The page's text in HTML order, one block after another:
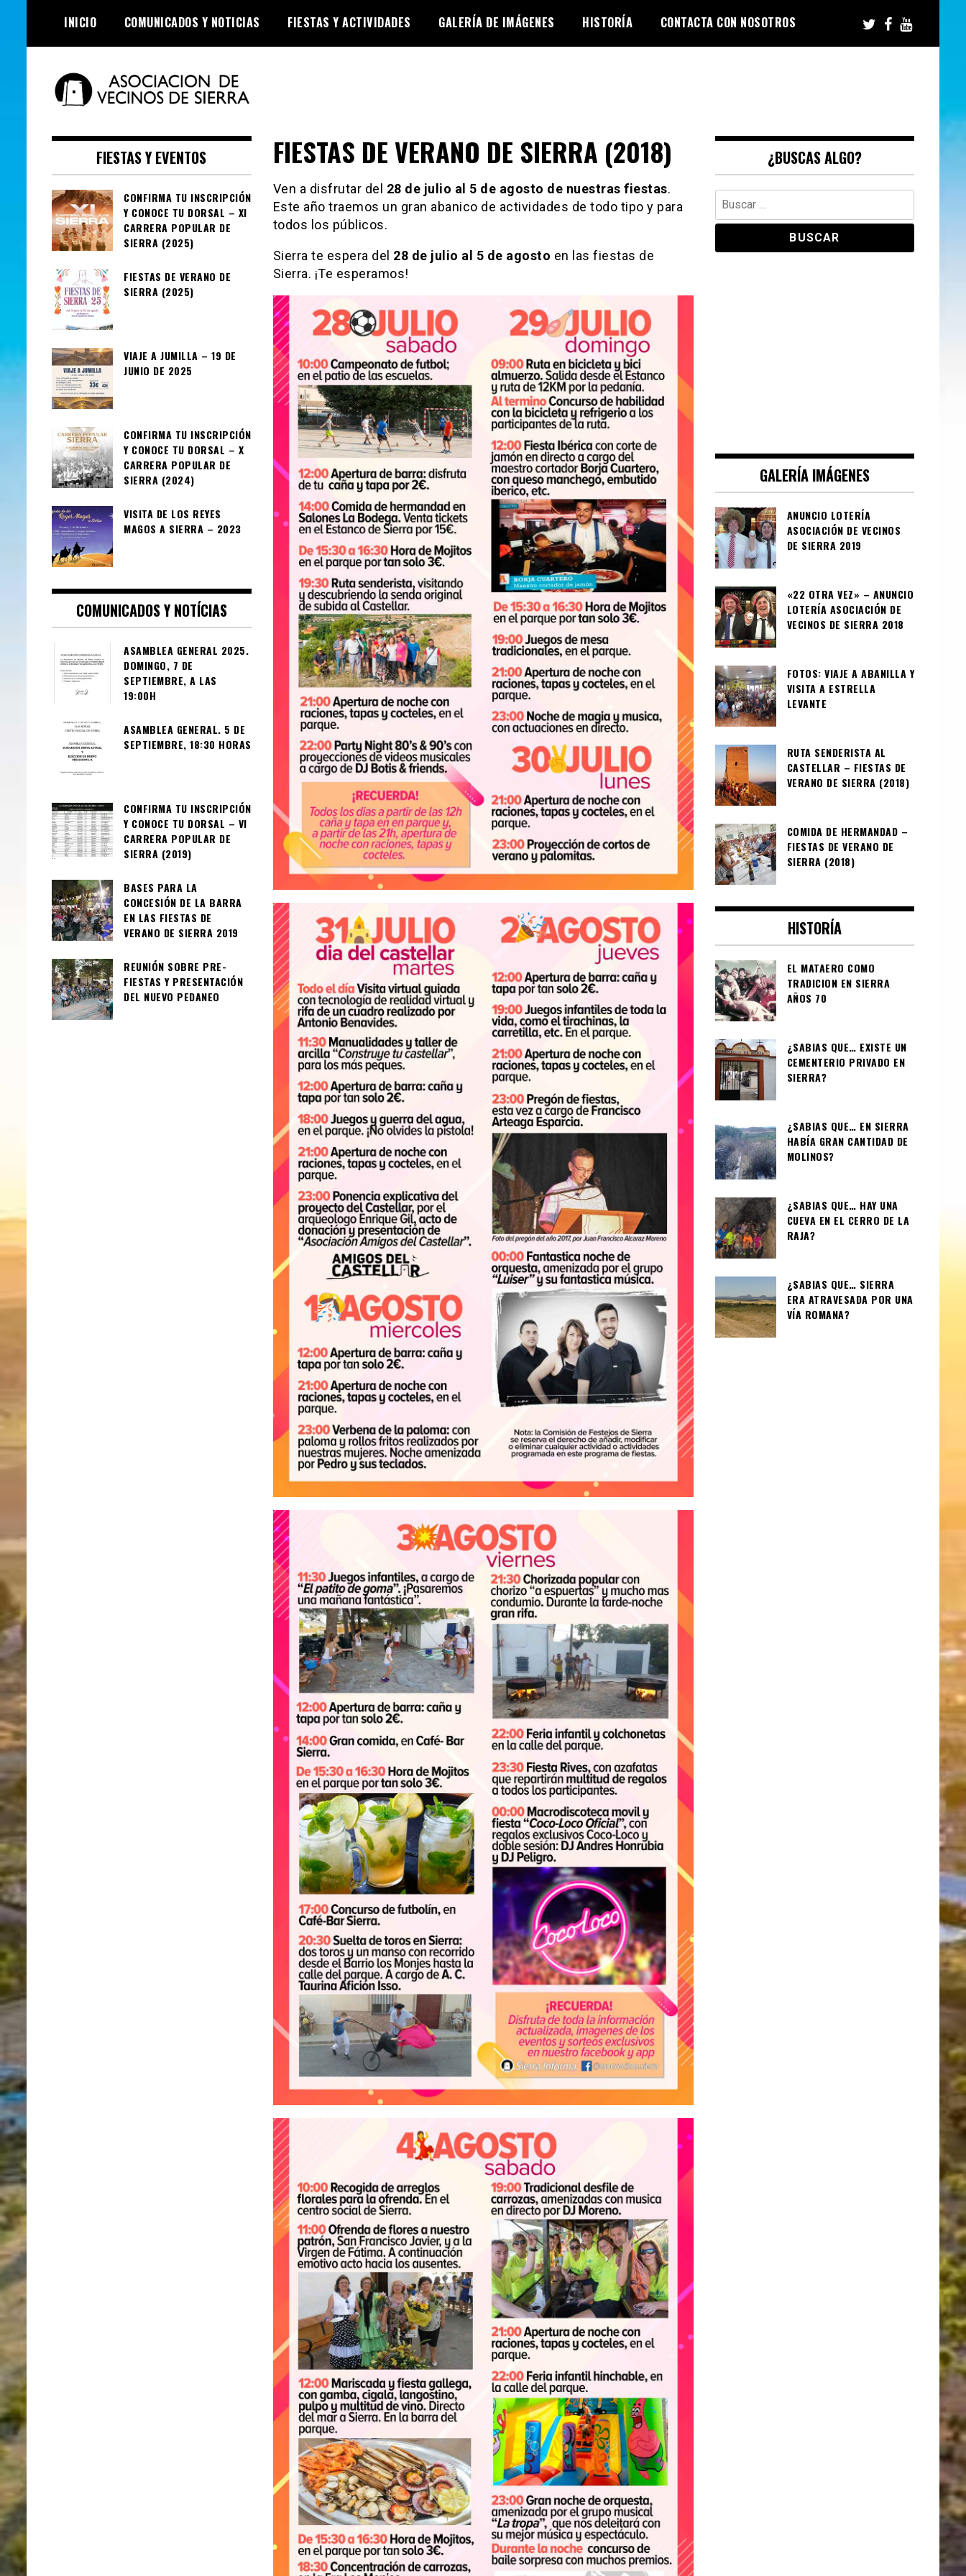
content
INICIO COMUNICADOS Y NOTICIAS FIESTAS Y ACTIVIDADES GALERÍA DE IMÁGENES HISTORÍA CONTACTA CON NOSOTROS
Asociación de
Vecinos de Sierra
FIESTAS DE VERANO DE SIERRA (2018)
Ven a disfrutar del 28 de julio al 5 de agosto de nuestras fiestas.
Este año traemos un gran abanico de actividades de todo tipo y para
todos los públicos.
Sierra te espera del 28 de julio al 5 de agosto en las fiestas de
Sierra. ¡Te esperamos!
FIESTAS Y EVENTOS
CONFIRMA TU INSCRIPCIÓN
Y CONOCE TU DORSAL – XI
CARRERA POPULAR DE
SIERRA (2025)
FIESTAS DE VERANO DE
SIERRA (2025)
VIAJE A JUMILLA – 19 DE
JUNIO DE 2025
CONFIRMA TU INSCRIPCIÓN
Y CONOCE TU DORSAL – X
CARRERA POPULAR DE
SIERRA (2024)
VISITA DE LOS REYES
MAGOS A SIERRA – 2023
COMUNICADOS Y NOTÍCIAS
ASAMBLEA GENERAL 2025.
DOMINGO, 7 DE
SEPTIEMBRE, A LAS
19:00H
ASAMBLEA GENERAL. 5 DE
SEPTIEMBRE, 18:30 HORAS
CONFIRMA TU INSCRIPCIÓN
Y CONOCE TU DORSAL – VI
CARRERA POPULAR DE
SIERRA (2019)
BASES PARA LA
CONCESIÓN DE LA BARRA
EN LAS FIESTAS DE
VERANO DE SIERRA 2019
REUNIÓN SOBRE PRE-
FIESTAS Y PRESENTACIÓN
DEL NUEVO PEDANEO
¿BUSCAS ALGO?
Buscar:
GALERÍA IMÁGENES
ANUNCIO LOTERÍA
ASOCIACIÓN DE VECINOS
DE SIERRA 2019
«22 OTRA VEZ» – ANUNCIO
LOTERÍA ASOCIACIÓN DE
VECINOS DE SIERRA 2018
FOTOS: VIAJE A ABANILLA Y
VISITA A ESTRELLA
LEVANTE
RUTA SENDERISTA AL
CASTELLAR – FIESTAS DE
VERANO DE SIERRA (2018)
COMIDA DE HERMANDAD –
FIESTAS DE VERANO DE
SIERRA (2018)
HISTORÍA
EL MATAERO COMO
TRADICION EN SIERRA
AÑOS 70
¿SABIAS QUE… EXISTE UN
CEMENTERIO PRIVADO EN
SIERRA?
¿SABIAS QUE… EN SIERRA
HABÍA GRAN CANTIDAD DE
MOLINOS?
¿SABIAS QUE… HAY UNA
CUEVA EN EL CERRO DE LA
RAJA?
¿SABIAS QUE… SIERRA
ERA ATRAVESADA POR UNA
VÍA ROMANA?